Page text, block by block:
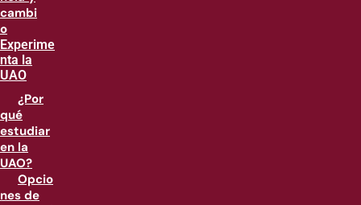
cambi
o
Experime
nta la
UAO
¿Por
qué
estudiar
en la
UAO?
Opcio
nes de